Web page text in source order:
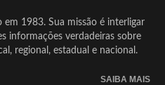
1983. Sua missão é interligar
informações verdadeiras sobre
regional, estadual e nacional.
SAIBA MAIS